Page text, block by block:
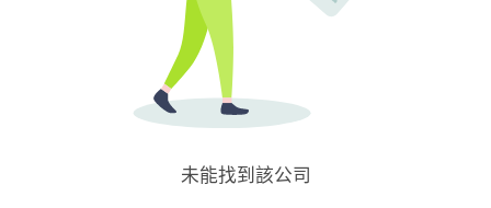
未能找到該公司